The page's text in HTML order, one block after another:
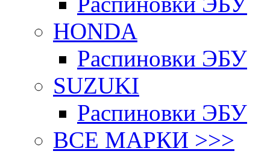
HONDA
Распиновки ЭБУ
SUZUKI
Распиновки ЭБУ
ВСЕ МАРКИ >>>